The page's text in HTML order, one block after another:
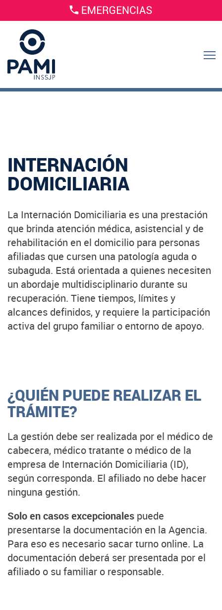
INTERNACIÓN
DOMICILIARIA
La Internación Domiciliaria es una prestación
que brinda atención médica, asistencial y de
rehabilitación en el domicilio para personas
afiliadas que cursen una patología aguda o
subaguda. Está orientada a quienes necesiten
un abordaje multidisciplinario durante su
recuperación. Tiene tiempos, límites y
alcances definidos, y requiere la participación
activa del grupo familiar o entorno de apoyo.
¿QUIÉN PUEDE REALIZAR EL
TRÁMITE?
La gestión debe ser realizada por el médico de
cabecera, médico tratante o médico de la
empresa de Internación Domiciliaria (ID),
según corresponda. El afiliado no debe hacer
ninguna gestión.
Solo en casos excepcionales puede
presentarse la documentación en la Agencia.
Para eso es necesario sacar turno online. La
documentación deberá ser presentada por el
afiliado o su familiar o responsable.